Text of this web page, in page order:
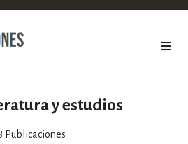
y estudios
Publicaciones